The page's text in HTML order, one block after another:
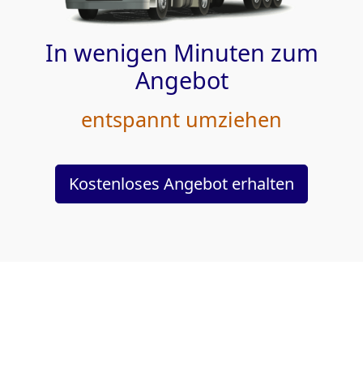
In wenigen Minuten zum
Angebot
entspannt umziehen
Kostenloses Angebot erhalten